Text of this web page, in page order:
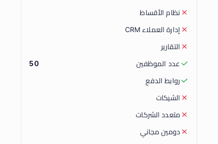
نظام الأقساط
إدارة العملاء CRM
التقارير
عدد الموظفين 50
روابط الدفع
الشيكات
متعدد الشركات
دومين مجاني